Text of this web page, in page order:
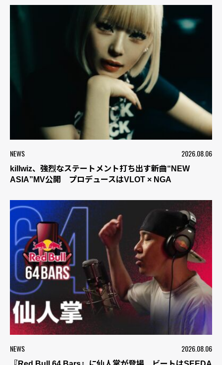
NEWS 2026.08.06
killwiz、強烈なステートメント打ち出す新曲“NEW
ASIA”MV公開 プロデュースはVLOT × NGA
NEWS 2026.08.06